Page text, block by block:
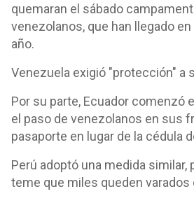
quemaran el sábado
venezolanos, que han llegado
año.
Venezuela exigió "protección" a
Por su parte, Ecuador comenzó
el paso de venezolanos en sus
pasaporte en lugar de la cédula
Perú adoptó una medida similar,
teme que miles queden varados